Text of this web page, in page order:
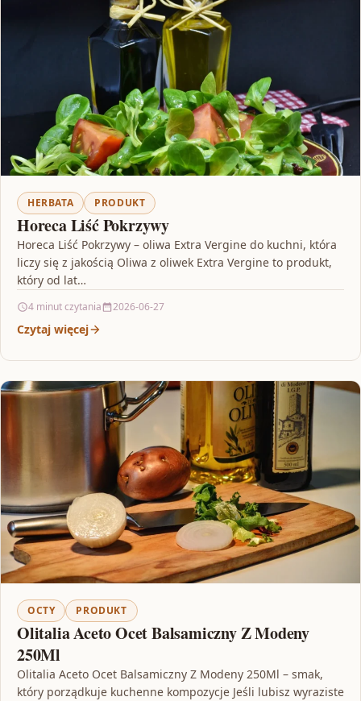
HERBATA PRODUKT
Horeca Liść Pokrzywy
Horeca Liść Pokrzywy – oliwa Extra Vergine do kuchni, która
liczy się z jakością Oliwa z oliwek Extra Vergine to produkt,
który od lat…
4 minut czytania 2026-06-27
Czytaj więcej
OCTY PRODUKT
Olitalia Aceto Ocet Balsamiczny Z Modeny
250Ml
Olitalia Aceto Ocet Balsamiczny Z Modeny 250Ml – smak,
który porządkuje kuchenne kompozycje Jeśli lubisz wyraziste